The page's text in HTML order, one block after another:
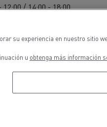
12:00 / 14:00 - 18:00
-
su experiencia en nuestro sitio
u obtenga más información